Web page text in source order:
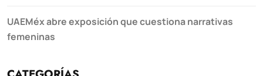
UAEMéx abre exposición que cuestiona narrativas
femeninas